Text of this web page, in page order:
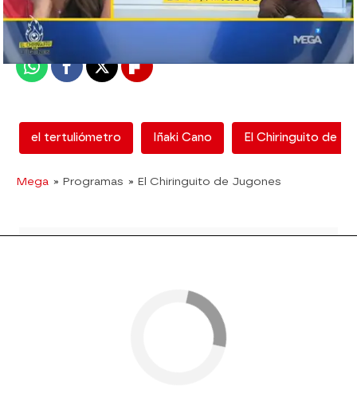
Publicado: 12 de febrero de 2018, 12:51
WhatsappFacebook
X Flipboard
el tertuliómetro Iñaki Cano El Chiringuito de
Mega » Programas » El Chiringuito de Jugones